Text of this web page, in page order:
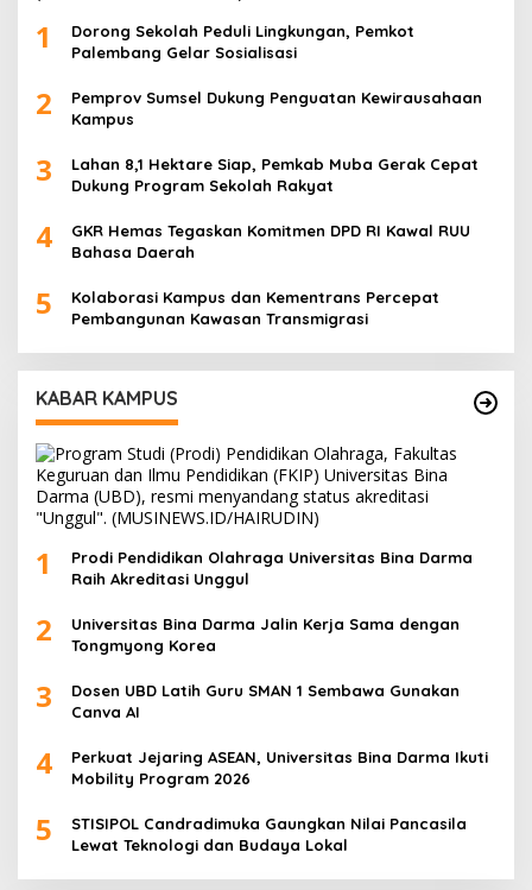
1
Dorong Sekolah Peduli Lingkungan, Pemkot
Palembang Gelar Sosialisasi
2
Pemprov Sumsel Dukung Penguatan Kewirausahaan
Kampus
3
Lahan 8,1 Hektare Siap, Pemkab Muba Gerak Cepat
Dukung Program Sekolah Rakyat
4
GKR Hemas Tegaskan Komitmen DPD RI Kawal RUU
Bahasa Daerah
5
Kolaborasi Kampus dan Kementrans Percepat
Pembangunan Kawasan Transmigrasi
KABAR KAMPUS
1
Prodi Pendidikan Olahraga Universitas Bina Darma
Raih Akreditasi Unggul
2
Universitas Bina Darma Jalin Kerja Sama dengan
Tongmyong Korea
3
Dosen UBD Latih Guru SMAN 1 Sembawa Gunakan
Canva AI
4
Perkuat Jejaring ASEAN, Universitas Bina Darma Ikuti
Mobility Program 2026
5
STISIPOL Candradimuka Gaungkan Nilai Pancasila
Lewat Teknologi dan Budaya Lokal